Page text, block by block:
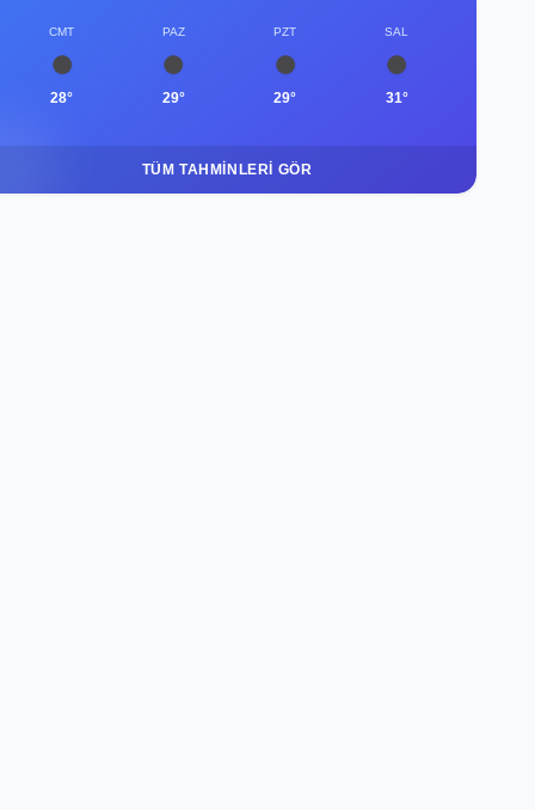
CMT
28°
PAZ
29°
PZT
29°
SAL
31°
TÜM TAHMINLERI GÖR